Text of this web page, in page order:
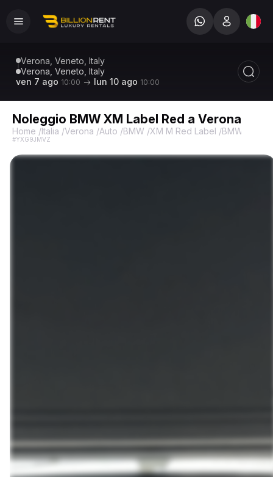
Verona, Veneto, Italy
Verona, Veneto, Italy
ven 7 ago 10:00 lun 10 ago 10:00
Noleggio BMW XM Label Red a Verona
Home /Italia /Verona /Auto /BMW /XM M Red Label /BMW XM M
#YXG9JMVZ